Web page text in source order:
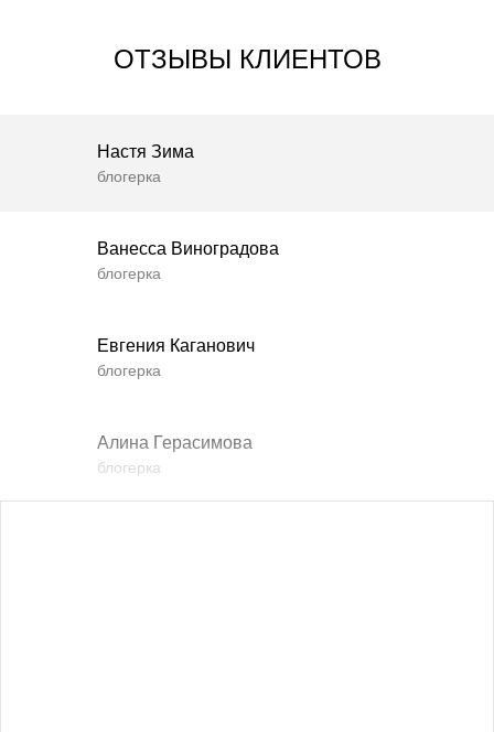
ОТЗЫВЫ КЛИЕНТОВ
Настя Зима
блогерка
Ванесса Виноградова
блогерка
Евгения Каганович
блогерка
Алина Герасимова
блогерка